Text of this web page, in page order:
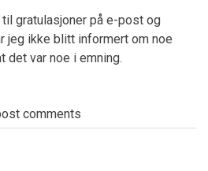
gratulasjoner på e-post og
jeg ikke blitt informert om noe
det var noe i emning.
comments